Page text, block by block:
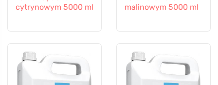
cytrynowym 5000 ml
malinowym 5000 ml